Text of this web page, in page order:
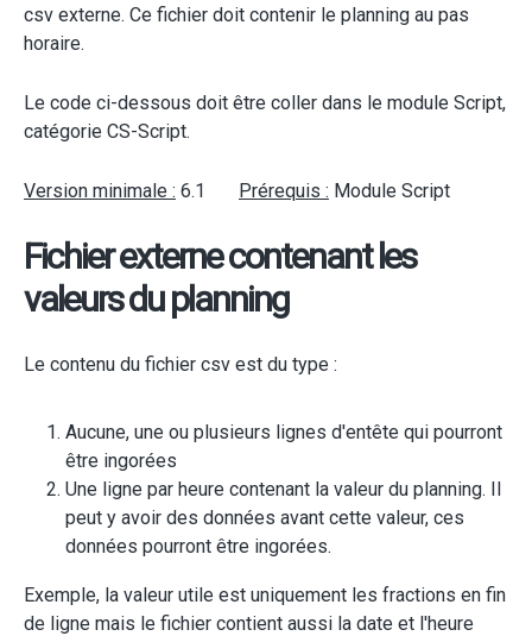
csv externe. Ce fichier doit contenir le planning au pas
horaire.
Le code ci-dessous doit être coller dans le module Script,
catégorie CS-Script.
Version minimale : 6.1 Prérequis : Module Script
Fichier externe contenant les
valeurs du planning
Le contenu du fichier csv est du type :
Aucune, une ou plusieurs lignes d'entête qui pourront
être ingorées
Une ligne par heure contenant la valeur du planning. Il
peut y avoir des données avant cette valeur, ces
données pourront être ingorées.
Exemple, la valeur utile est uniquement les fractions en fin
de ligne mais le fichier contient aussi la date et l'heure